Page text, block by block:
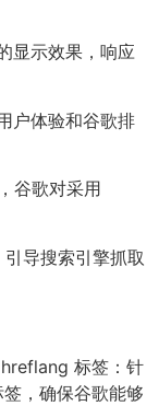
显示效果，响应
户体验和谷歌排
谷歌对采用
导搜索引擎抓取
标签：针
，确保谷歌能够